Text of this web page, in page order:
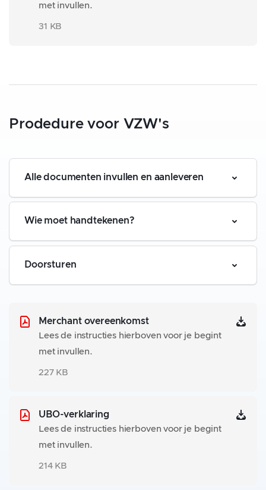
met invullen.
31 KB
Prodedure voor VZW's
Alle documenten invullen en aanleveren
zakelijk
Wie moet handtekenen?
Doorsturen
Merchant overeenkomst
Lees de instructies hierboven voor je begint
met invullen.
227 KB
UBO-verklaring
Lees de instructies hierboven voor je begint
met invullen.
214 KB